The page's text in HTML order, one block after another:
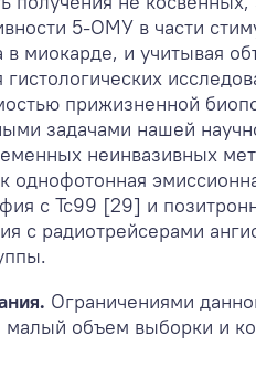
5-ОМУ в части
в миокарде, и учитывая
прижизненной
задачами нашей
неинвазивных
однофотонная
с Tc99 [29] и
с радиотрейсерами
Ограничениями
малый объем выборки и